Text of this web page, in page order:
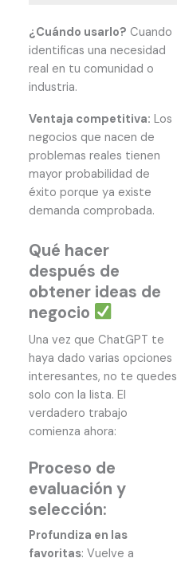
¿Cuándo usarlo? Cuando
identificas una necesidad
real en tu comunidad o
industria.
Ventaja competitiva: Los
negocios que nacen de
problemas reales tienen
mayor probabilidad de
éxito porque ya existe
demanda comprobada.
Qué hacer
después de
obtener ideas de
negocio
Una vez que ChatGPT te
haya dado varias opciones
interesantes, no te quedes
solo con la lista. El
verdadero trabajo
comienza ahora:
Proceso de
evaluación y
selección:
Profundiza en las
favoritas: Vuelve a